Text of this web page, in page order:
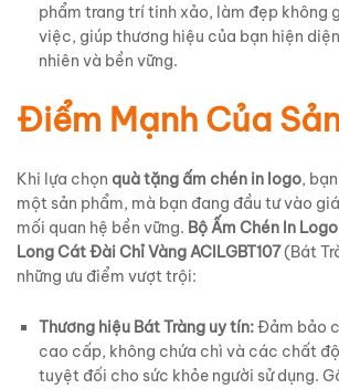
phẩm trang trí tinh xảo, làm đẹp không
việc, giúp thương hiệu của bạn hiện
nhiên và bền vững.
Điểm Mạnh Của
Khi lựa chọn quà tặng ấm chén in logo,
một sản phẩm, mà bạn đang đầu tư vào
mối quan hệ bền vững. Bộ Ấm Chén In
Long Cát Đài Chỉ Vàng ACILGBT107(Bát
những ưu điểm vượt trội:
Thương hiệu Bát Tràng uy tín:Đảm bảo
cao cấp, không chứa chì và các chất
tuyệt đối cho sức khỏe người sử dụng.